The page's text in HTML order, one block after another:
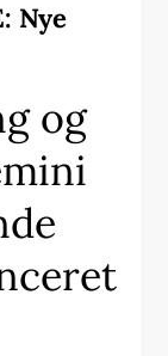
Nye
og